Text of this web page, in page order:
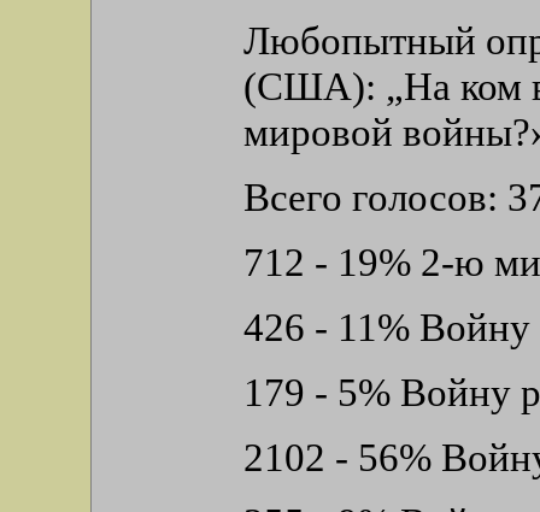
Любопытный
(США): „На ком
мировой
Всего голосов:
712 - 19% 2-ю
426 - 11% Войну
179 - 5% Войну
2102 - 56%